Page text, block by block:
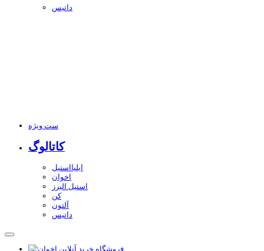
داتیس
ست ویژه
کاتالوگ
ایلیااستیل
اخوان
استیل البرز
کن
آلتون
داتیس